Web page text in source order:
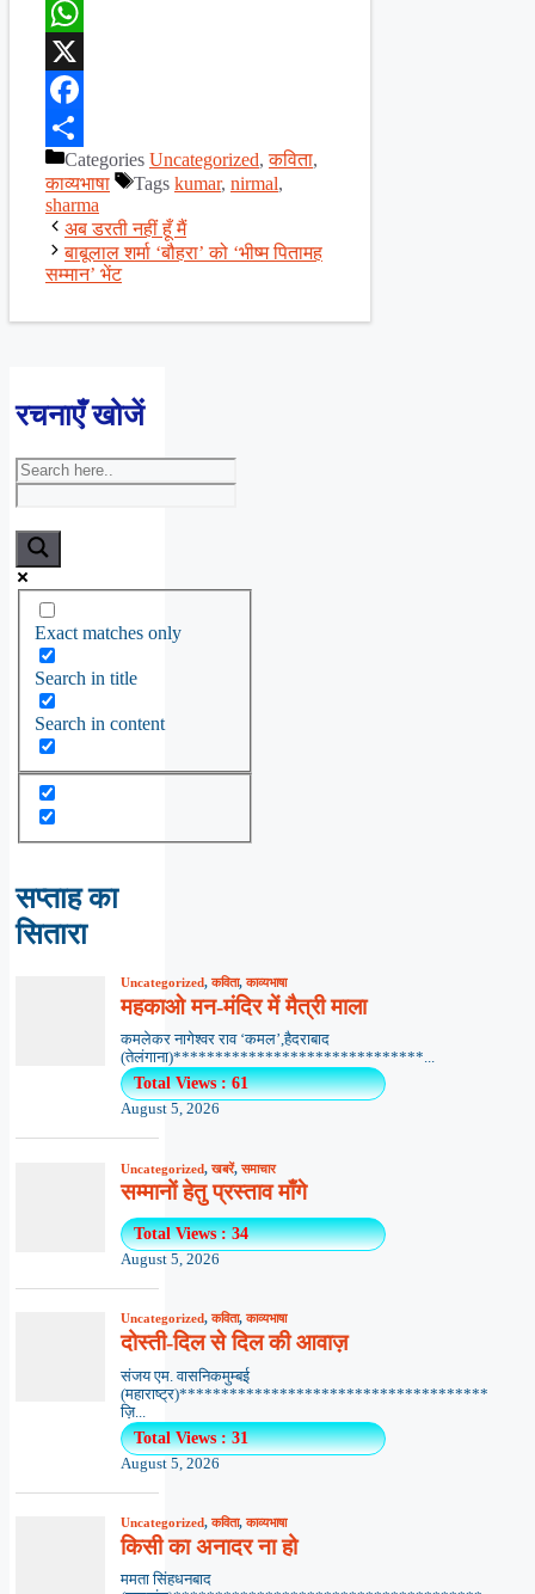
WhatsApp
X
Facebook
ShareCategories Uncategorized,कविता,
काव्यभाषा
Tags kumar, nirmal,
sharma
अब डरती नहीं हूँ मैं
बाबूलाल शर्मा ‘बौहरा’ को ‘भीष्म पितामह
सम्मान’ भेंट
रचनाएँ खोजें
Exact matches only
Search in title
Search in content
सप्ताह का
सितारा
Uncategorized,कविता,काव्यभाषा
महकाओ मन-मंदिर में मैत्री माला
कमलेकर नागेश्वर राव ‘कमल’,हैदराबाद
(तेलंगाना)******************************...
Total Views : 61
August 5, 2026
Uncategorized,खबरें,समाचार
सम्मानों हेतु प्रस्ताव माँगे
Total Views : 34
August 5, 2026
Uncategorized,कविता,काव्यभाषा
दोस्ती-दिल से दिल की आवाज़
संजय एम. वासनिकमुम्बई
(महाराष्ट्र)*************************************
ज़ि...
Total Views : 31
August 5, 2026
Uncategorized,कविता,काव्यभाषा
किसी का अनादर ना हो
ममता सिंहधनबाद